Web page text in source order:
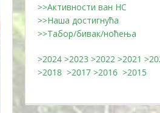
>>Активности ван НС
>>Наша достигнућа
>>Табор/бивак/ноћења
>2024 >2023 >2022 >2021
>2018 >2017 >2016 >2015